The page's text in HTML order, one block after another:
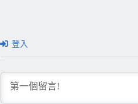
登入